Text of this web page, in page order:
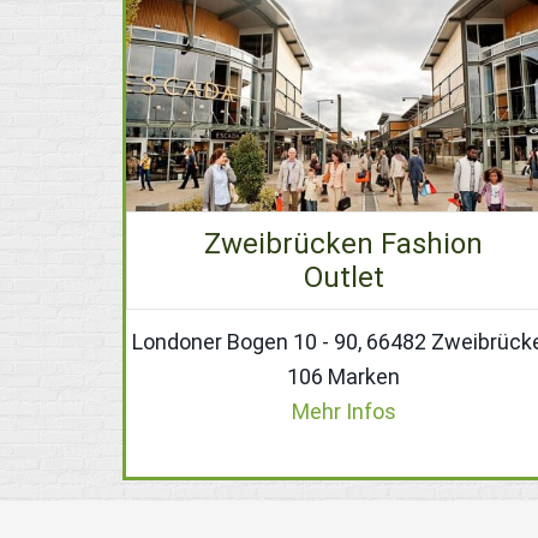
Zweibrücken Fashion
Outlet
Londoner Bogen 10 - 90, 66482
106 Marken
Mehr Infos